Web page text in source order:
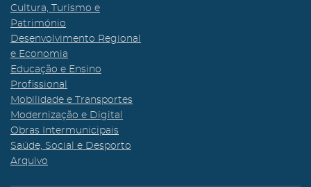
Cultura, Turismo e
Património
Desenvolvimento Regional
e Economia
Educação e Ensino
Profissional
Mobilidade e Transportes
Modernização e Digital
Obras Intermunicipais
Saúde, Social e Desporto
Arquivo